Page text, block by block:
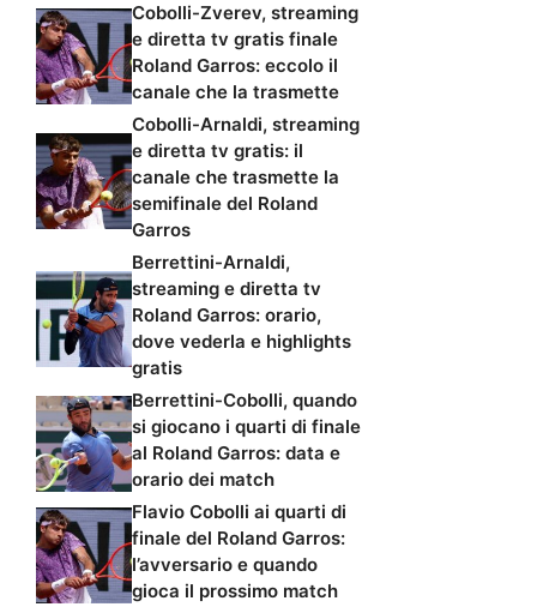
Cobolli-Zverev, streaming
e diretta tv gratis finale
Roland Garros: eccolo il
canale che la trasmette
Cobolli-Arnaldi, streaming
e diretta tv gratis: il
canale che trasmette la
semifinale del Roland
Garros
Berrettini-Arnaldi,
streaming e diretta tv
Roland Garros: orario,
dove vederla e highlights
gratis
Berrettini-Cobolli, quando
si giocano i quarti di finale
al Roland Garros: data e
orario dei match
Flavio Cobolli ai quarti di
finale del Roland Garros:
l’avversario e quando
gioca il prossimo match